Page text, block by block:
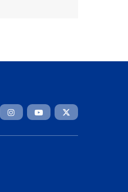
